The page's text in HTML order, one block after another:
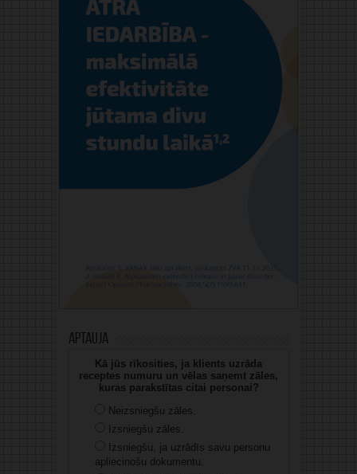
Aptauja
Kā jūs rīkosities, ja klients uzrāda
receptes numuru un vēlas saņemt zāles,
kuras parakstītas citai personai?
Neizsniegšu zāles.
Izsniegšu zāles.
Izsniegšu, ja uzrādīs savu personu
apliecinošu dokumentu.